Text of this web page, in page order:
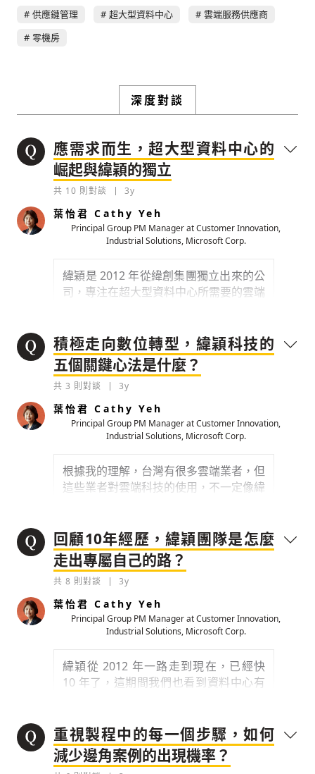
歡迎您加入《旭時報》
供應鏈管理
超大型資料中心
雲端服務供應商
零機房
深度對談
應需求而生，超大型資料中心的
崛起與緯穎的獨立
共 10 則對談 3y
葉怡君 Cathy Yeh
Principal Group PM Manager at Customer Innovation,
Industrial Solutions, Microsoft Corp.
緯穎是 2012 年從緯創集團獨立出來的公
司，專注在超大型資料中心所需要的雲端
端化趨勢下，緯穎直接面對擁有龐大雲端
資料中心與 IT 設備需求的雲端服務供應
商，請你們先介紹緯穎科技？
檢舉留言
積極走向數位轉型，緯穎科技的
五個關鍵心法是什麼？
共 3 則對談 3y
葉怡君 Cathy Yeh
Principal Group PM Manager at Customer Innovation,
Industrial Solutions, Microsoft Corp.
根據我的理解，台灣有很多雲端業者，但
這些業者對雲端科技的使用，不一定像緯
法和哲學為何？
0 3y
回顧10年經歷，緯穎團隊是怎麼
走出專屬自己的路？
共 8 則對談 3y
葉怡君 Cathy Yeh
Principal Group PM Manager at Customer Innovation,
Industrial Solutions, Microsoft Corp.
緯穎從 2012 年一路走到現在，已經快
10 年了，這期間我們也看到資料中心有
Center（在地資料中心）以外，目前也
大量投資台灣的硬體工程團隊，這些單位
也回應了剛剛 Joe 提到的部分，可以看見
重視製程中的每一個步驟，如何
減少邊角案例的出現機率？
留言連結
存為草稿 提交
規則說明